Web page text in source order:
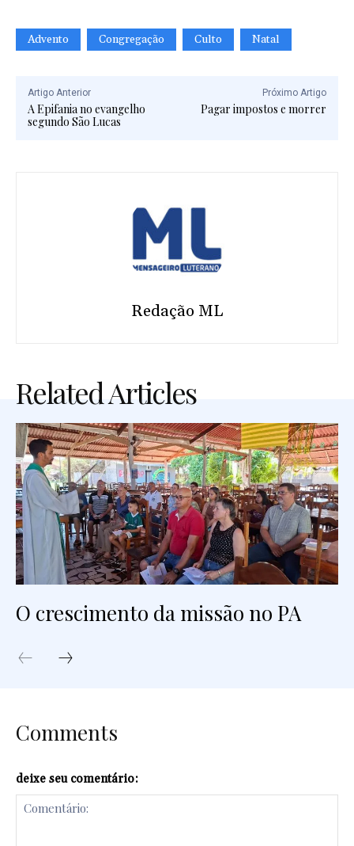
Advento Congregação Culto Natal
Artigo Anterior
A Epifania no evangelho
segundo São Lucas
Próximo Artigo
Pagar impostos e morrer
Redação ML
Related Articles
O crescimento da missão no PA
Comments
deixe seu comentário: